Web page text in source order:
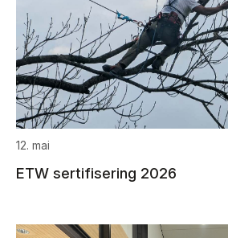
12. mai
ETW sertifisering 2026